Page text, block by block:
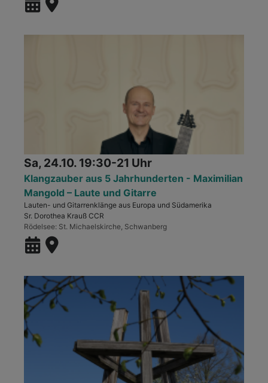
Sa, 24.10. 19:30-21 Uhr
Klangzauber aus 5 Jahrhunderten - Maximilian
Mangold – Laute und Gitarre
Lauten- und Gitarrenklänge aus Europa und Südamerika
Sr. Dorothea Krauß CCR
Rödelsee St. Michaelskirche, Schwanberg